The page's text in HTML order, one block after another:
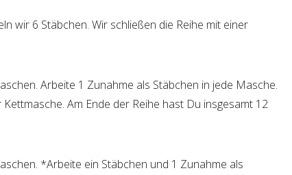
wir 6 Stäbchen. Wir schließen die Reihe mit einer
Arbeite 1 Zunahme als Stäbchen in jede Masche.
Kettmasche. Am Ende der Reihe hast Du insgesamt 12
*Arbeite ein Stäbchen und 1 Zunahme als